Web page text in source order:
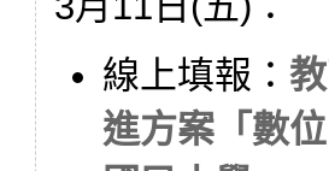
線上填報：
進方案「數